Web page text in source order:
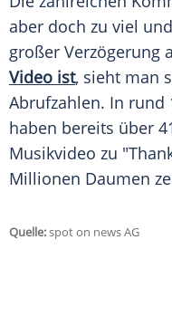
aber doch zu viel
großer Verzögerung
Video ist, sieht man
Abrufzahlen. In rund
haben bereits über
Musikvideo zu
Millionen Daumen
Quelle:spot on news AG